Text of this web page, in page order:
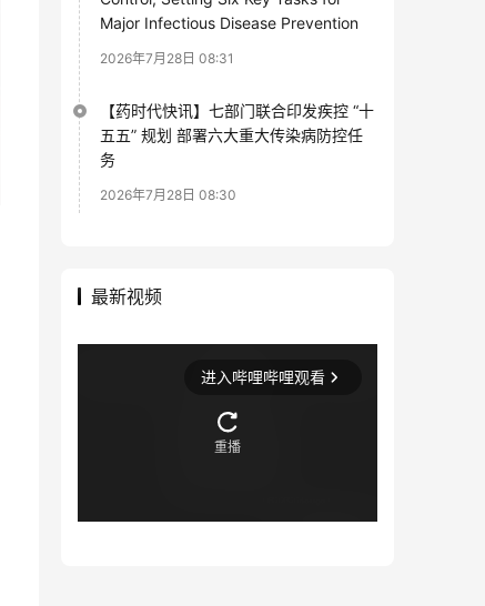
Major Infectious Disease Prevention
2026年7月28日 08:31
【药时代快讯】七部门联合印发疾控 “十
五五” 规划 部署六大重大传染病防控任
务
2026年7月28日 08:30
最新视频